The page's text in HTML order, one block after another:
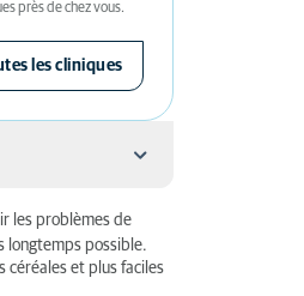
près de chez vous.
les cliniques
les problèmes de
longtemps possible.
céréales et plus faciles